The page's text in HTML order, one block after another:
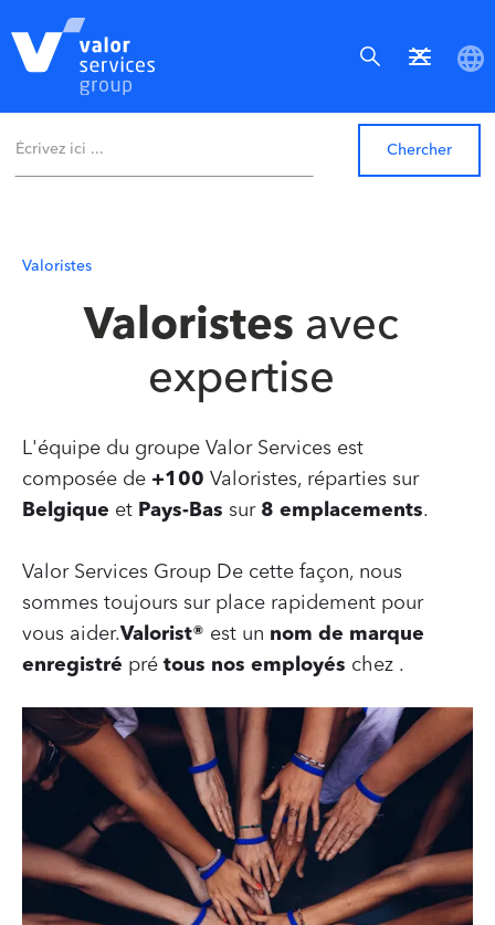
Valoristes
Valoristes avec
expertise
L'équipe du groupe Valor Services est
composée de +100 Valoristes, réparties sur
Belgique et Pays-Bas sur 8 emplacements.
Valor Services Group De cette façon, nous
sommes toujours sur place rapidement pour
vous aider.Valorist® est un nom de marque
enregistré pré tous nos employés chez .